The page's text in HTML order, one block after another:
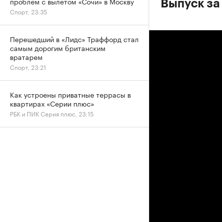
Выпуск
Спорт, 23:35
Перешедший в «Лидс» Траффорд стал
самым дорогим британским
вратарем
Спорт, 23:21
Как устроены приватные террасы в
квартирах «Серии плюс»
РБК и ПИК Серия плюс, 23:15